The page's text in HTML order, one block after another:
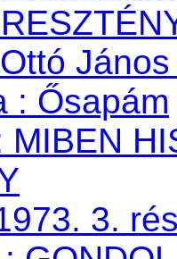
: Ősapám
MIBEN
3.